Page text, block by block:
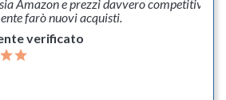
Amazon e prezzi davvero competitivi.
farò nuovi acquisti.
verificato